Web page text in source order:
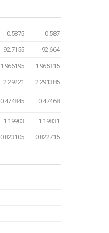
0.5875 0.587
92.7155 92.664
1.966195 1.965315
2.29221 2.291385
0.474845 0.47468
1.19903 1.19831
0.823105 0.822715